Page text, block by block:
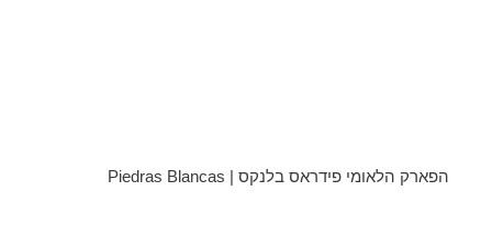
הפארק הלאומי פידראס בלנקס | Piedras Blancas